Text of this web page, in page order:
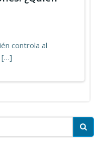
controla al
[…]